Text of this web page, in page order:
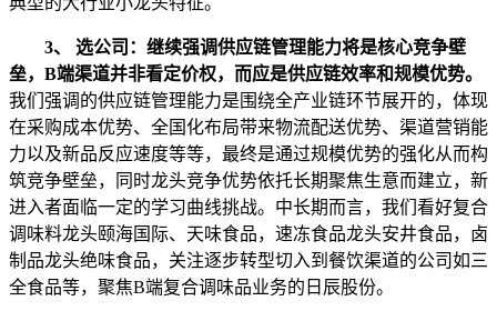
3、 选公司：继续强调供应链管理能力将是核心竞争壁
垒，B端渠道并非看定价权，而应是供应链效率和规模优势。
我们强调的供应链管理能力是围绕全产业链环节展开的，体现
在采购成本优势、全国化布局带来物流配送优势、渠道营销能
力以及新品反应速度等等，最终是通过规模优势的强化从而构
筑竞争壁垒，同时龙头竞争优势依托长期聚焦生意而建立，新
进入者面临一定的学习曲线挑战。中长期而言，我们看好复合
调味料龙头颐海国际、天味食品，速冻食品龙头安井食品，卤
制品龙头绝味食品，关注逐步转型切入到餐饮渠道的公司如三
全食品等，聚焦B端复合调味品业务的日辰股份。